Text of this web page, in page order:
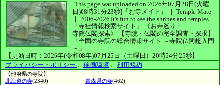
[This page was uploaded on 2026年07月28日(火曜
日)08時31分23秒] 『お寺メイト』 ｜ Temple Mate
｜ 2006-2026 It's fun to see the shrines and temples.
「寺社情報検索サイト」
《お寺巡り・
寺院仏閣探索》
【寺院・仏閣の完全調査・探求】
「全国の寺院の総合情報サイト ～寺院仏閣超入門
～」
【更新日時：2026年(令和08年)07月25日（土曜日）20時54分25秒】
プライバシー・ポリシー 、 稼働環境 、 利用規約
【他府県の寺院】
北海道の寺(2340) 青森県の寺(462)